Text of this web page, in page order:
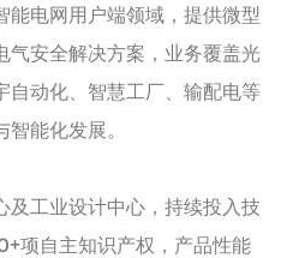
能电网用户端领域，提供微型
气安全解决方案，业务覆盖光
自动化、智慧工厂、输配电等
能化发展。
及工业设计中心，持续投入技
项自主知识产权，产品性能